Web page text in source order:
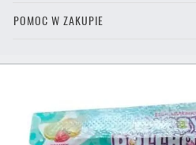
POMOC W ZAKUPIE